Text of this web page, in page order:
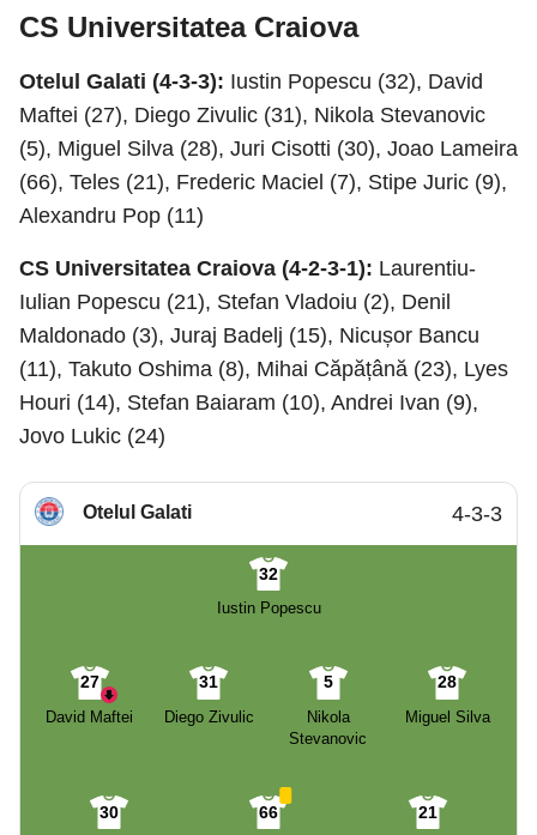
CS Universitatea Craiova
Otelul Galati (4-3-3): Iustin Popescu (32), David
Maftei (27), Diego Zivulic (31), Nikola Stevanovic
(5), Miguel Silva (28), Juri Cisotti (30), Joao Lameira
(66), Teles (21), Frederic Maciel (7), Stipe Juric (9),
Alexandru Pop (11)
CS Universitatea Craiova (4-2-3-1): Laurentiu-
Iulian Popescu (21), Stefan Vladoiu (2), Denil
Maldonado (3), Juraj Badelj (15), Nicușor Bancu
(11), Takuto Oshima (8), Mihai Căpățână (23), Lyes
Houri (14), Stefan Baiaram (10), Andrei Ivan (9),
Jovo Lukic (24)
Otelul Galati 4-3-3
32
Iustin Popescu
27
David Maftei
31
Diego Zivulic
5
Nikola
Stevanovic
28
Miguel Silva
30 66 21